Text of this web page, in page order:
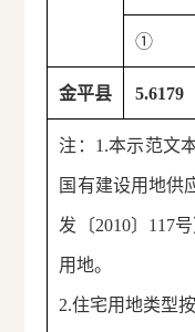
①
金平县 5.6179
注：1.本示范文
国有建设用地供
发〔2010〕117
用地。
2.住宅用地类型